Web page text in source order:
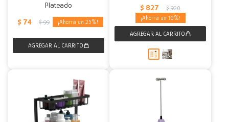
Plateado
$ 74 $ 99 25
$ 827 $ 920
10